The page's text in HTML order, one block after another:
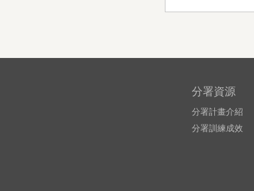
分署資源
分署計畫介紹
分署訓練成效